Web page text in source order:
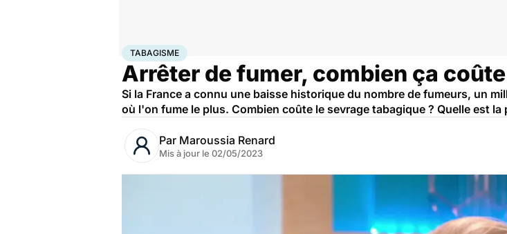
AccueilSantéMaladies
TABAGISME
Arrêter de fumer, combien ça
Si la France a connu une baisse historique du nombre de fumeurs, un
où l'on fume le plus. Combien coûte le sevrage tabagique ? Quelle est
Par Maroussia Renard
Mis à jour le 02/05/2023